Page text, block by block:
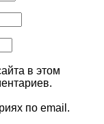
в этом
по email.